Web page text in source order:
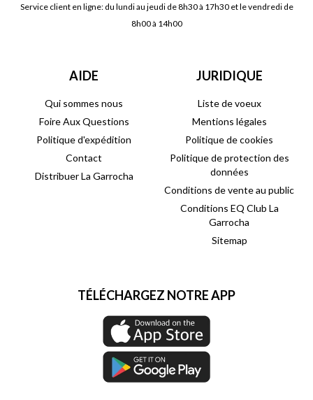
Service client en ligne: du lundi au jeudi de 8h30 à 17h30 et le vendredi de
8h00 à 14h00
AIDE
Qui sommes nous
Foire Aux Questions
Politique d'expédition
Contact
Distribuer La Garrocha
JURIDIQUE
Liste de voeux
Mentions légales
Politique de cookies
Politique de protection des
données
Conditions de vente au public
Conditions EQ Club La
Garrocha
Sitemap
TÉLÉCHARGEZ NOTRE APP